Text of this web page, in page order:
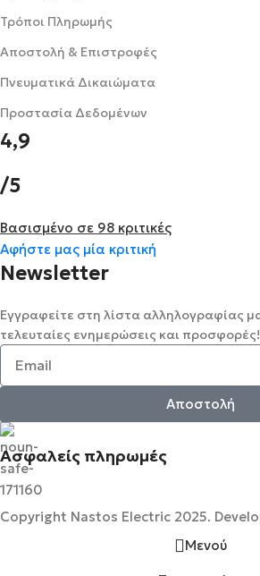
Τρόποι Πληρωμής
Αποστολή & Επιστροφές
Πνευματικά Δικαιώματα
Προστασία Δεδομένων
4,9
/5
Βασισμένο σε 98 κριτικές
Αφήστε μας μία κριτική
Newsletter
Εγγραφείτε στη λίστα αλληλογραφίας
τελευταίες ενημερώσεις και προσφορές!
Αποστολή
Ασφαλείς πληρωμές
Copyright Nastos Electric 2025.
Μενού